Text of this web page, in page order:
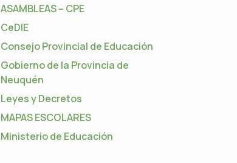
ASAMBLEAS – CPE
CeDIE
Consejo Provincial de Educación
Gobierno de la Provincia de
Neuquén
Leyes y Decretos
MAPAS ESCOLARES
Ministerio de Educación